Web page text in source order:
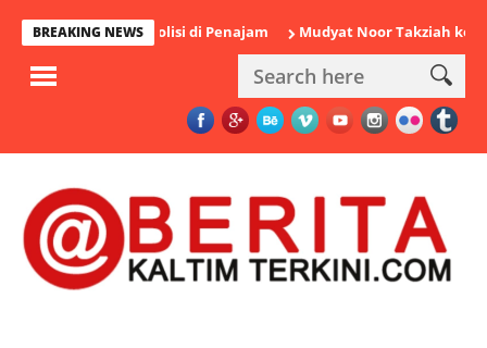
BREAKING NEWSPolisi di Penajam Mudyat Noor Takziah ke Rumah